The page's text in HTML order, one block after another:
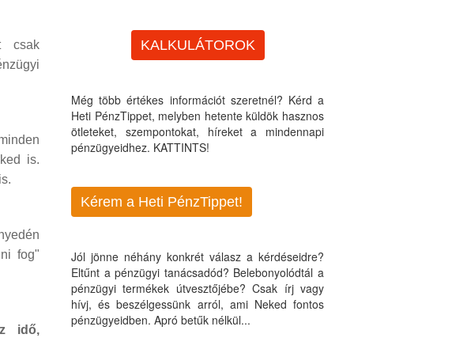
csak
is.
fog"
idő,
KALKULÁTOROK
Még több értékes információt szeretnél? Kérd a
Heti PénzTippet, melyben hetente küldök hasznos
ötleteket, szempontokat, híreket a mindennapi
pénzügyeidhez. KATTINTS!
Kérem a Heti PénzTippet!
Jól jönne néhány konkrét válasz a kérdéseidre?
Eltűnt a pénzügyi tanácsadód? Belebonyolódtál a
pénzügyi termékek útvesztőjébe? Csak írj vagy
hívj, és beszélgessünk arról, ami Neked fontos
pénzügyeidben. Apró betűk nélkül...